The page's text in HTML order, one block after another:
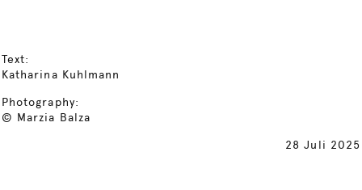
Text:
Katharina Kuhlmann
Photography:
© Marzia Balza
28 Juli 2025